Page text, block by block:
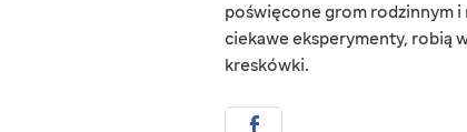
poświęcone grom rodzinnym
ciekawe eksperymenty, robią
kreskówki.